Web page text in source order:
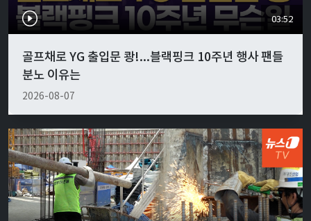
03:52
골프채로 YG 출입문 쾅!...블랙핑크 10주년 행사 팬들
분노 이유는
2026-08-07